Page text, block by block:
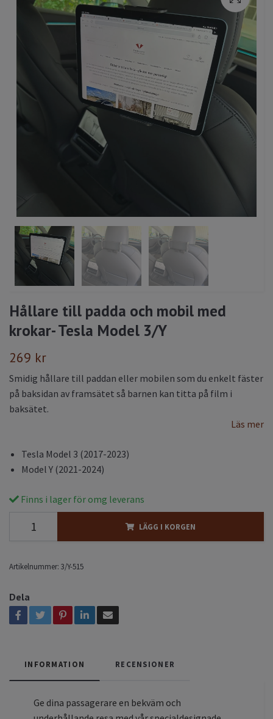
Hållare till padda och mobil med
krokar- Tesla Model 3/Y
269 kr
Smidig hållare till paddan eller mobilen som du enkelt fäster
på baksidan av framsätet så barnen kan titta på film i
baksätet.
Läs mer
Tesla Model 3 (2017-2023)
Model Y (2021-2024)
Finns i lager för omg leverans
LÄGG I KORGEN
Artikelnummer: 3/Y-515
Dela
INFORMATION RECENSIONER
Ge dina passagerare en bekväm och